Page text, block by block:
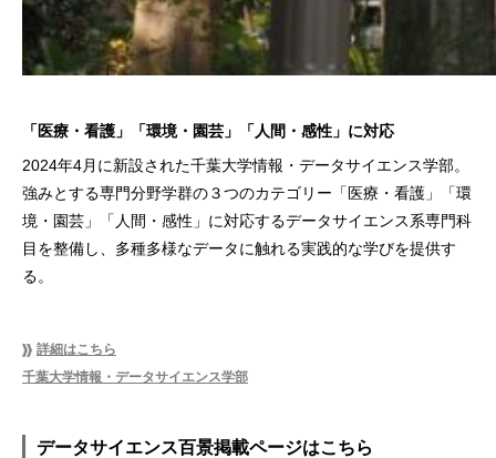
「医療・看護」「環境・園芸」「人間・感性」に対応
2024年4月に新設された千葉大学情報・データサイエンス学部。
強みとする専門分野学群の３つのカテゴリー「医療・看護」「環
境・園芸」「人間・感性」に対応するデータサイエンス系専門科
目を整備し、多種多様なデータに触れる実践的な学びを提供す
る。
詳細はこちら
千葉大学情報・データサイエンス学部
データサイエンス百景掲載ページはこちら